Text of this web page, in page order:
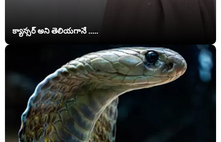
క్యాన్సర్ అని తెలియగానే .....